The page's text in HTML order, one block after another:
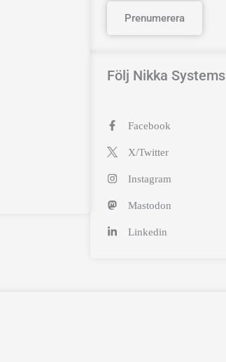
Följ Nikka Systems
Facebook
X/Twitter
Instagram
Mastodon
Linkedin